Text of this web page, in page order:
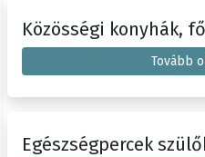
Közösségi konyhák,
Tovább
Egészségpercek